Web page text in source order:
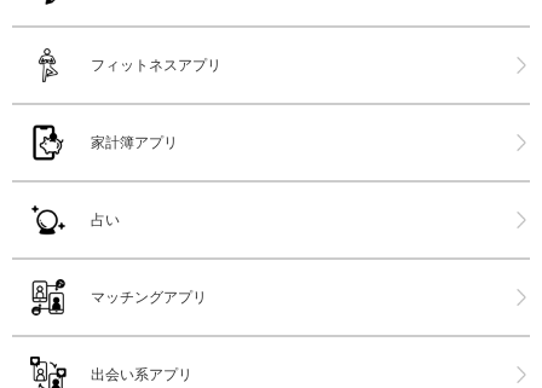
フィットネスアプリ
家計簿アプリ
占い
マッチングアプリ
出会い系アプリ